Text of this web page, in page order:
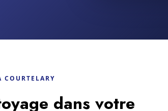
COURTELARY
dans votre